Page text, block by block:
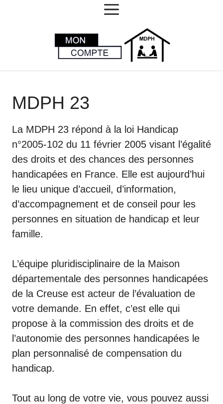
MENU
MDPH 23
La MDPH 23 répond à la loi Handicap
n°2005-102 du 11 février 2005 visant l’égalité
des droits et des chances des personnes
handicapées en France. Elle est aujourd’hui
le lieu unique d’accueil, d’information,
d’accompagnement et de conseil pour les
personnes en situation de handicap et leur
famille.
L’équipe pluridisciplinaire de la Maison
départementale des personnes handicapées
de la Creuse est acteur de l’évaluation de
votre demande. En effet, c’est elle qui
propose à la commission des droits et de
l’autonomie des personnes handicapées le
plan personnalisé de compensation du
handicap.
Tout au long de votre vie, vous pouvez aussi